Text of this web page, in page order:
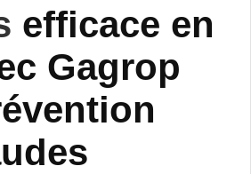
efficace en
Gagrop